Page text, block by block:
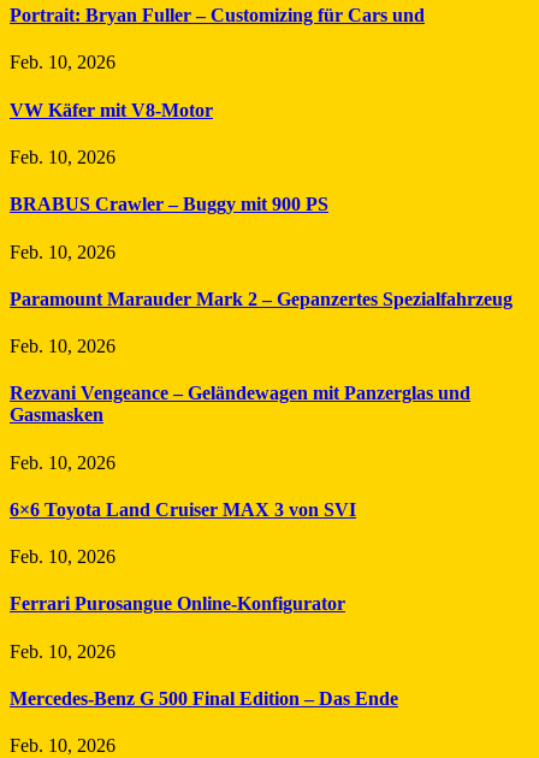
Portrait: Bryan Fuller – Customizing für Cars und
Feb. 10, 2026
VW Käfer mit V8-Motor
Feb. 10, 2026
BRABUS Crawler – Buggy mit 900 PS
Feb. 10, 2026
Paramount Marauder Mark 2 – Gepanzertes Spezialfahrzeug
Feb. 10, 2026
Rezvani Vengeance – Geländewagen mit Panzerglas und
Gasmasken
Feb. 10, 2026
6×6 Toyota Land Cruiser MAX 3 von SVI
Feb. 10, 2026
Ferrari Purosangue Online-Konfigurator
Feb. 10, 2026
Mercedes-Benz G 500 Final Edition – Das Ende
Feb. 10, 2026